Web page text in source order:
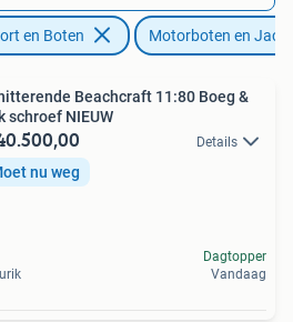
en Boten Motorboten en
Beachcraft 11:80 Boeg &
schroef NIEUW
Details
nu weg
Dagtopper
Vandaag